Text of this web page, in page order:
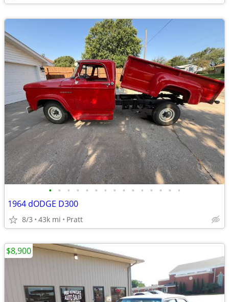
• • • • • • • • • • • • • • •
1964 dODGE D300
8/3 43k mi Pratt
$8,900